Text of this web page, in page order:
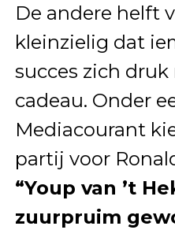
De andere helft
kleinzielig dat
succes zich
cadeau. Onder
Mediacourant
partij voor
“Youp van ’t
zuurpruim